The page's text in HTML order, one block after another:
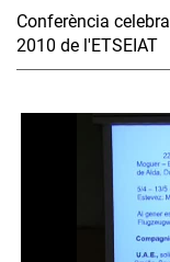
Conferència
2010 de l'ETSEIAT